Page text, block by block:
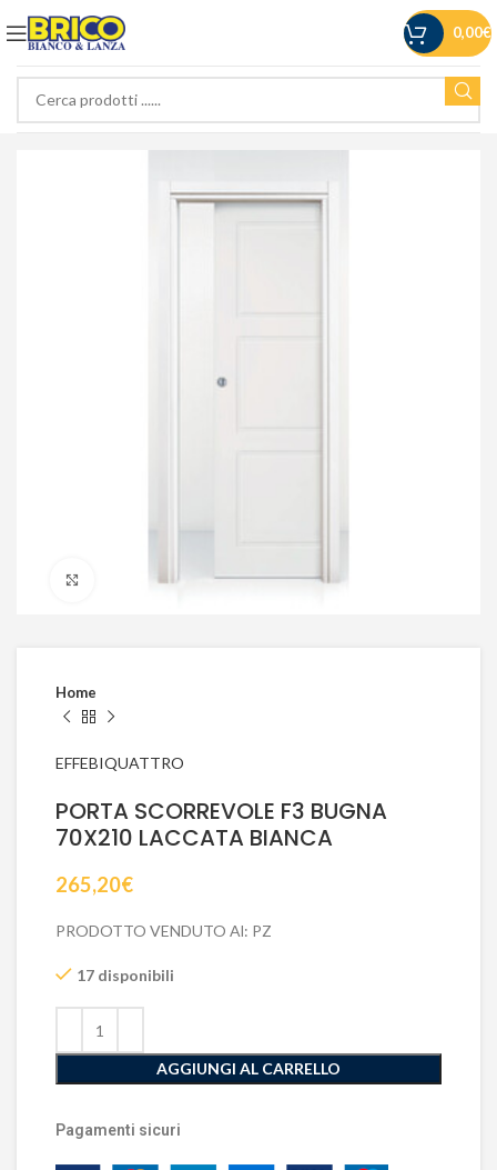
0,00€
Click to enlarge
Home
EFFEBIQUATTRO
PORTA SCORREVOLE F3 BUGNA
70X210 LACCATA BIANCA
265,20€
PRODOTTO VENDUTO Al: PZ
17 disponibili
AGGIUNGI AL CARRELLO
Pagamenti sicuri